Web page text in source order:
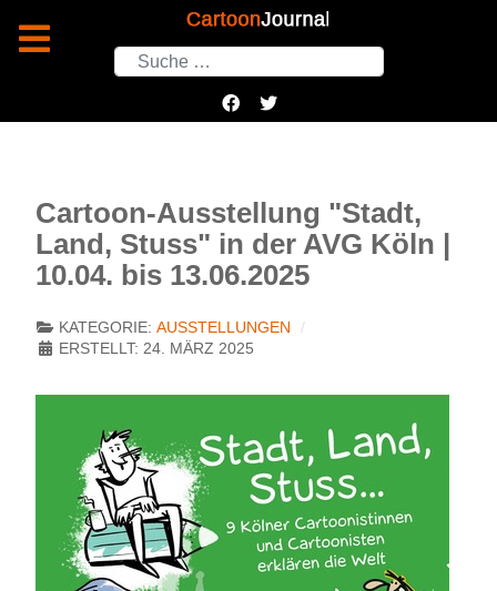
Suchen
Cartoon-Ausstellung "Stadt,
Land, Stuss" in der AVG Köln |
10.04. bis 13.06.2025
KATEGORIE: AUSSTELLUNGEN
ERSTELLT: 24. MÄRZ 2025